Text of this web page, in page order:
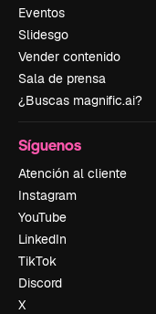
Eventos
Slidesgo
Vender contenido
Sala de prensa
¿Buscas magnific.ai?
Síguenos
Atención al cliente
Instagram
YouTube
LinkedIn
TikTok
Discord
X